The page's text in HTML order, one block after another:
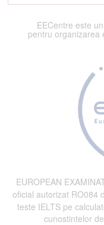
EECentre este
pentru organizarea
EUROPEAN
oficial autorizat RO084
teste IELTS pe
cunostintelor